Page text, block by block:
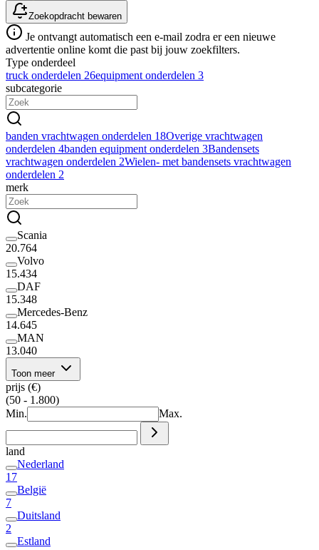
Zoekopdracht bewaren
Je ontvangt automatisch een e-mail zodra er een nieuwe
advertentie online komt die past bij jouw zoekfilters.
Type onderdeel
truck onderdelen 26equipment onderdelen 3
subcategorie
banden vrachtwagen onderdelen 18Overige vrachtwagen
onderdelen 4banden equipment onderdelen 3Bandensets
vrachtwagen onderdelen 2Wielen- met bandensets vrachtwagen
onderdelen 2
merk
Scania
20.764
Volvo
15.434
DAF
15.348
Mercedes-Benz
14.645
MAN
13.040
Toon meer
prijs (€)
(50 - 1.800)
Min.
Max.
land
Nederland
17
België
7
Duitsland
2
Estland